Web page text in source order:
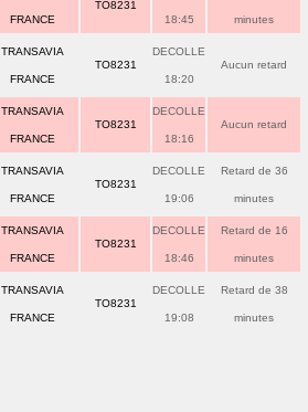
FRANCE
TO8231
18:45 minutes
TRANSAVIA
FRANCE
TO8231
DECOLLE
18:20
Aucun retard
TRANSAVIA
FRANCE
TO8231
DECOLLE
18:16
Aucun retard
TRANSAVIA
FRANCE
TO8231
DECOLLE
19:06
Retard de 36
minutes
TRANSAVIA
FRANCE
TO8231
DECOLLE
18:46
Retard de 16
minutes
TRANSAVIA
FRANCE
TO8231
DECOLLE
19:08
Retard de 38
minutes